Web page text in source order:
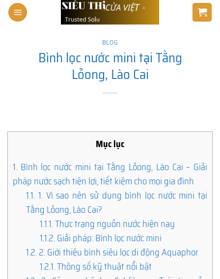
Skip
BLOG
Bình lọc nước mini tại Tằng
Lỏong, Lào Cai
Mục lục
1. Bình lọc nước mini tại Tằng Lỏong, Lào Cai – Giải
pháp nước sạch tiện lợi, tiết kiệm cho mọi gia đình
1.1. 1. Vì sao nên sử dụng bình lọc nước mini tại
Tằng Lỏong, Lào Cai?
1.1.1.Thực trạng nguồn nước hiện nay
1.1.2.Giải pháp: Bình lọc nước mini
1.2.2. Giới thiệu bình siêu lọc di động Aquaphor
1.2.1.Thông số kỹ thuật nổi bật